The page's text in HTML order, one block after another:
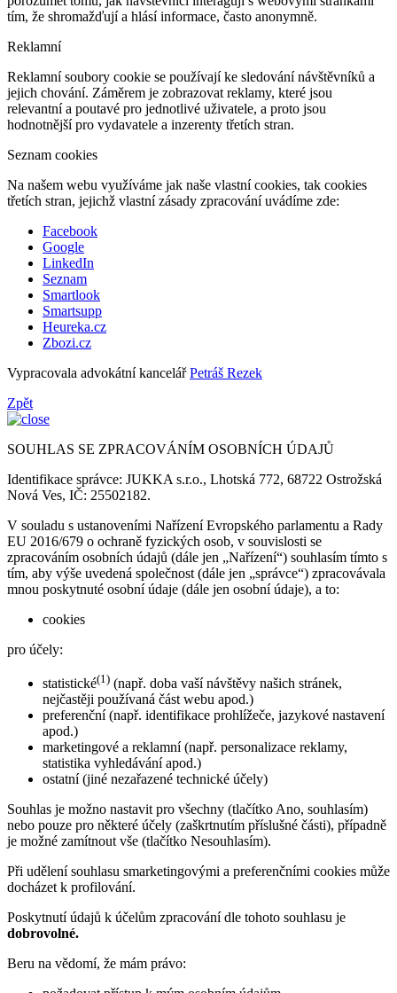
tím, že shromažďují a hlásí informace, často anonymně.
Reklamní
Reklamní soubory cookie se používají ke sledování návštěvníků a
jejich chování. Záměrem je zobrazovat reklamy, které jsou
relevantní a poutavé pro jednotlivé uživatele, a proto jsou
hodnotnější pro vydavatele a inzerenty třetích stran.
Seznam cookies
Na našem webu využíváme jak naše vlastní cookies, tak cookies
třetích stran, jejichž vlastní zásady zpracování uvádíme zde:
Facebook
Google
LinkedIn
Seznam
Smartlook
Smartsupp
Heureka.cz
Zbozi.cz
Vypracovala advokátní kancelářPetráš Rezek
Zpět
SOUHLAS SE ZPRACOVÁNÍM OSOBNÍCH ÚDAJŮ
Identifikace správce: JUKKA s.r.o., Lhotská 772, 68722 Ostrožská
Nová Ves, IČ: 25502182.
V souladu s ustanoveními Nařízení Evropského parlamentu a Rady
EU 2016/679 o ochraně fyzických osob, v souvislosti se
zpracováním osobních údajů (dále jen „Nařízení“) souhlasím tímto s
tím, aby výše uvedená společnost (dále jen „správce“) zpracovávala
mnou poskytnuté osobní údaje (dále jen osobní údaje), a to:
cookies
pro účely:
statistické(1) (např. doba vaší návštěvy našich stránek,
nejčastěji používaná část webu apod.)
preferenční (např. identifikace prohlížeče, jazykové nastavení
apod.)
marketingové a reklamní (např. personalizace reklamy,
statistika vyhledávání apod.)
ostatní (jiné nezařazené technické účely)
Souhlas je možno nastavit pro všechny (tlačítko Ano, souhlasím)
nebo pouze pro některé účely (zaškrtnutím příslušné části), případně
je možné zamítnout vše (tlačítko Nesouhlasím).
Při udělení souhlasu smarketingovými a preferenčními cookies může
docházet k profilování.
Poskytnutí údajů k účelům zpracování dle tohoto souhlasu je
dobrovolné.
Beru na vědomí, že mám právo: